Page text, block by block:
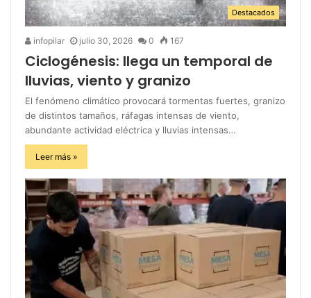
Destacados
infopilar julio 30, 2026 0 167
Ciclogénesis: llega un temporal de
lluvias, viento y granizo
El fenómeno climático provocará tormentas fuertes, granizo
de distintos tamaños, ráfagas intensas de viento,
abundante actividad eléctrica y lluvias intensas…
Leer más »